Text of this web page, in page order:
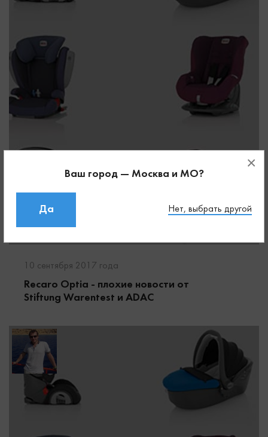
Ваш город — Москва и МО?
Да Нет, выбрать другой
×
10 сентября 2017 года
Recaro Optia - плохие новости от
Stiftung Warentest и ADAC